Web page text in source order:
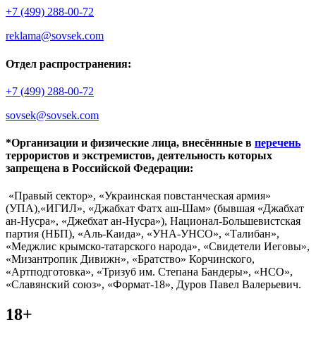
+7 (499) 288-00-72
reklama@sovsek.com
Отдел распространения:
+7 (499) 288-00-72
sovsek@sovsek.com
*Организации и физические лица, внесённные в перечень
террористов и экстремистов, деятельность которых
запрещена в Российской Федерации:
«Правый сектор», «Украинская повстанческая армия»
(УПА),«ИГИЛ», «Джабхат Фатх аш-Шам» (бывшая «Джабхат
ан-Нусра», «Джебхат ан-Нусра»), Национал-Большевистская
партия (НБП), «Аль-Каида», «УНА-УНСО», «Талибан»,
«Меджлис крымско-татарского народа», «Свидетели Иеговы»,
«Мизантропик Дивижн», «Братство» Корчинского,
«Артподготовка», «Тризуб им. Степана Бандеры», «НСО»,
«Славянский союз», «Формат-18», Дуров Павел Валерьевич.
18+